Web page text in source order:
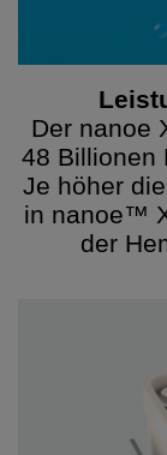
Der nanoe
48 Billionen
Je höher
in nanoe™
der